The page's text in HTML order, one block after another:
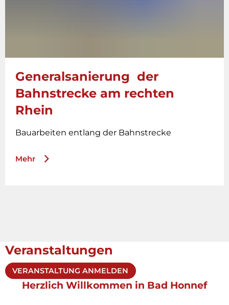
Generalsanierung der
Bahnstrecke am rechten
Rhein
Bauarbeiten entlang der Bahnstrecke
Mehr
Veranstaltungen
VERANSTALTUNG ANMELDEN
Herzlich Willkommen in Bad Honnef